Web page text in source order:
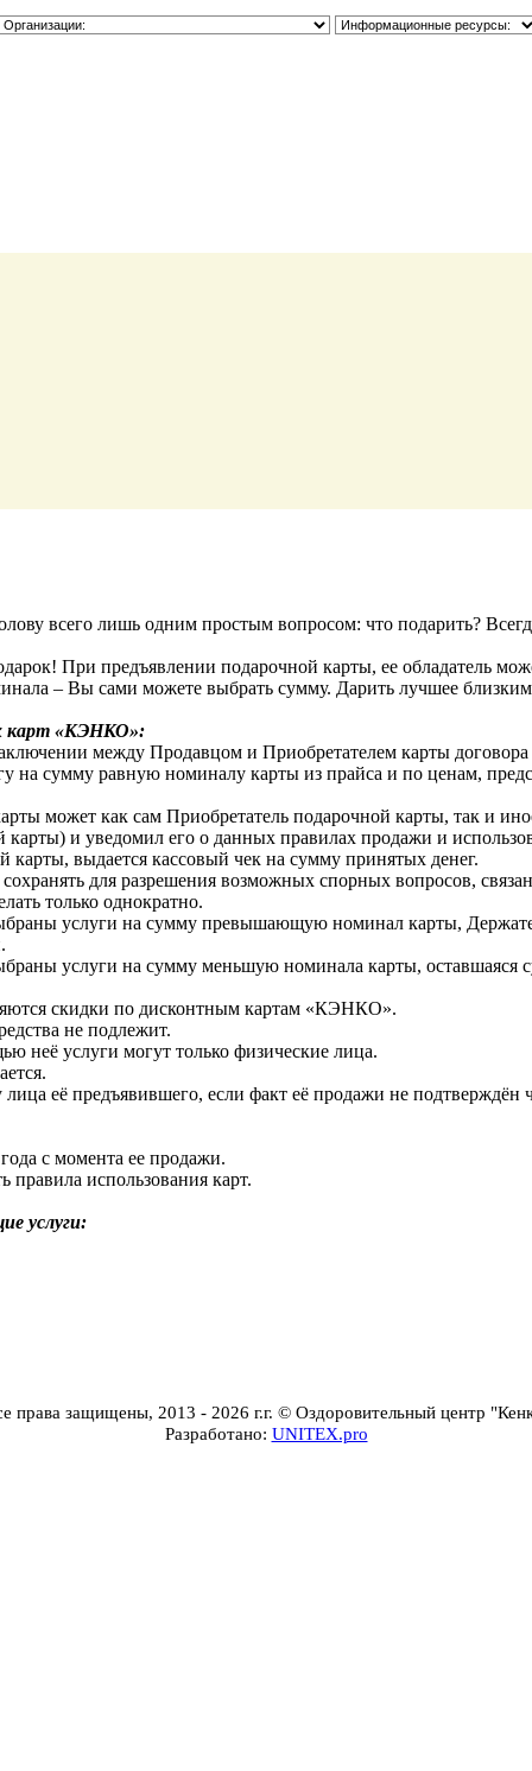
лишь одним простым вопросом: что подарить? Всегда
При предъявлении подарочной карты, ее обладатель
– Вы сами можете выбрать сумму. Дарить лучшее
карт «КЭНКО»:
между Продавцом и Приобретателем карты
на сумму равную номиналу карты из прайса и по ценам,
может как сам Приобретатель подарочной карты, так и
карты) и уведомил его о данных правилах продажи и
выдается кассовый чек на сумму принятых денег.
для разрешения возможных спорных вопросов,
только однократно.
услуги на сумму превышающую номинал карты,
услуги на сумму меньшую номинала карты, оставшаяся
скидки по дисконтным картам «КЭНКО».
не подлежит.
неё услуги могут только физические лица.
её предъявившего, если факт её продажи не
с момента ее продажи.
использования карт.
услуги:
права защищены, 2013 - 2026 г.г. © Оздоровительный центр
Разработано: UNITEX.pro